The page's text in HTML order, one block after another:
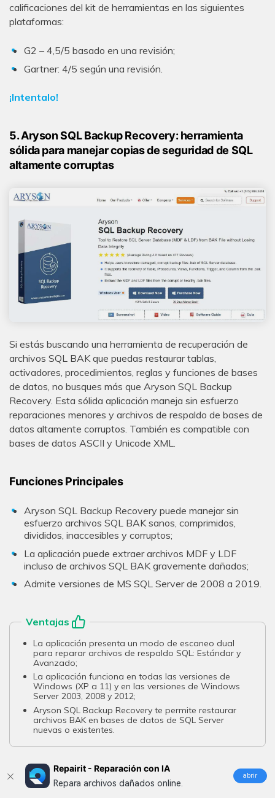
Repairit - Reparación con IA
Repara archivos dañados online.
abrir
calificaciones del kit de herramientas en las siguientes
plataformas:
G2 – 4,5/5 basado en una revisión;
Gartner: 4/5 según una revisión.
¡Intentalo!
5. Aryson SQL Backup Recovery: herramienta
sólida para manejar copias de seguridad de SQL
altamente corruptas
Si estás buscando una herramienta de recuperación de
archivos SQL BAK que puedas restaurar tablas,
activadores, procedimientos, reglas y funciones de bases
de datos, no busques más que Aryson SQL Backup
Recovery. Esta sólida aplicación maneja sin esfuerzo
reparaciones menores y archivos de respaldo de bases de
datos altamente corruptos. También es compatible con
bases de datos ASCII y Unicode XML.
Funciones Principales
Aryson SQL Backup Recovery puede manejar sin
esfuerzo archivos SQL BAK sanos, comprimidos,
divididos, inaccesibles y corruptos;
La aplicación puede extraer archivos MDF y LDF
incluso de archivos SQL BAK gravemente dañados;
Admite versiones de MS SQL Server de 2008 a 2019.
Ventajas
La aplicación presenta un modo de escaneo dual
para reparar archivos de respaldo SQL: Estándar y
Avanzado;
La aplicación funciona en todas las versiones de
Windows (XP a 11) y en las versiones de Windows
Server 2003, 2008 y 2012;
Aryson SQL Backup Recovery te permite restaurar
archivos BAK en bases de datos de SQL Server
nuevas o existentes.
Desventajas
Aryson SQL Backup Recovery es más caro que las